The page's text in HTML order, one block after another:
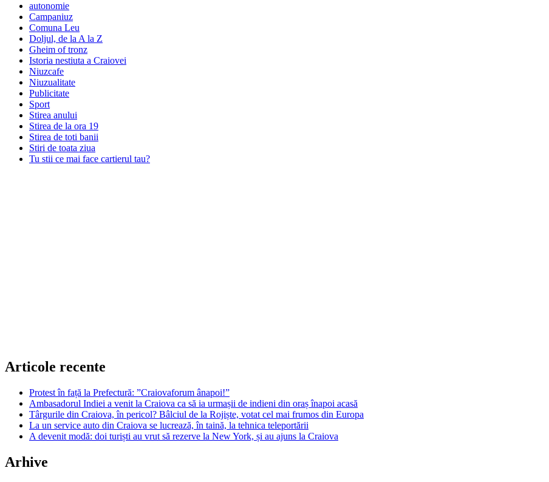
autonomie
Campaniuz
Comuna Leu
Doljul, de la A la Z
Gheim of tronz
Istoria nestiuta a Craiovei
Niuzcafe
Niuzualitate
Publicitate
Sport
Stirea anului
Stirea de la ora 19
Stirea de toti banii
Stiri de toata ziua
Tu stii ce mai face cartierul tau?
Articole recente
Protest în față la Prefectură: ”Craiovaforum ânapoi!”
Ambasadorul Indiei a venit la Craiova ca să ia urmașii de indieni din oraș înapoi acasă
Târgurile din Craiova, în pericol? Bâlciul de la Rojiște, votat cel mai frumos din Europa
La un service auto din Craiova se lucrează, în taină, la tehnica teleportării
A devenit modă: doi turiști au vrut să rezerve la New York, și au ajuns la Craiova
Arhive